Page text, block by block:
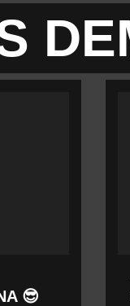
😎